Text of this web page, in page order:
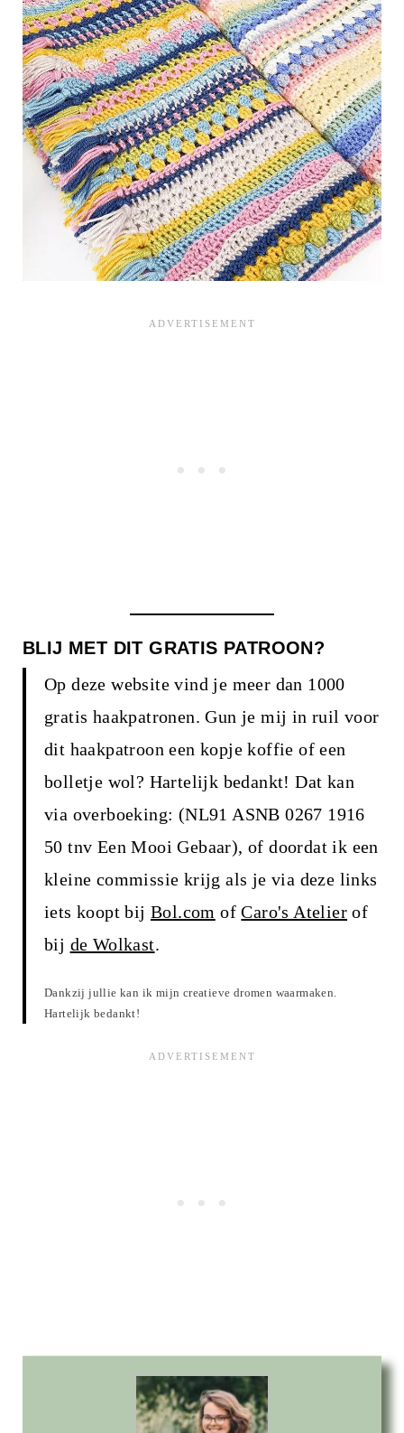
BLIJ MET DIT GRATIS PATROON?
Op deze website vind je meer dan 1000
gratis haakpatronen. Gun je mij in ruil voor
dit haakpatroon een kopje koffie of een
bolletje wol? Hartelijk bedankt! Dat kan
via overboeking: (NL91 ASNB 0267 1916
50 tnv Een Mooi Gebaar), of doordat ik een
kleine commissie krijg als je via deze links
iets koopt bij Bol.com ofCaro's Atelier of
bij de Wolkast.
Dankzij jullie kan ik mijn creatieve dromen waarmaken.
Hartelijk bedankt!